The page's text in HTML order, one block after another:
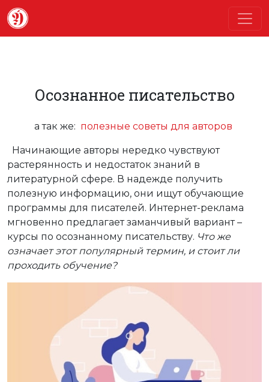
Осознанное писательство
а так же: полезные советы для авторов
Начинающие авторы нередко чувствуют
растерянность и недостаток знаний в
литературной сфере. В надежде получить
полезную информацию, они ищут обучающие
программы для писателей. Интернет-реклама
мгновенно предлагает заманчивый вариант –
курсы по осознанному писательству. Что же
означает этот популярный термин, и стоит ли
проходить обучение?